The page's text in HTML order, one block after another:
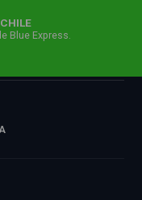
Blue Express.